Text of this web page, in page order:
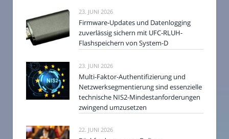
23. JUNI 2026
Firmware-Updates und Datenlogging
zuverlässig sichern mit UFC-RLUH-
Flashspeichern von System-D
23. JUNI 2026
Multi-Faktor-Authentifizierung und
Netzwerksegmentierung sind essenzielle
technische NIS2-Mindestanforderungen
zwingend umzusetzen
22. JUNI 2026